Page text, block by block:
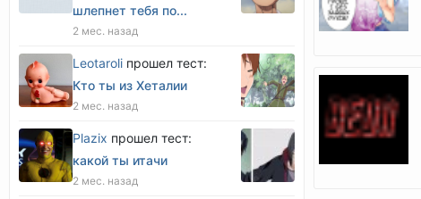
шлепнет тебя по...
2 мес. назад
Leotaroli прошел тест:
Кто ты из Хеталии
2 мес. назад
Plazix прошел тест:
какой ты итачи
2 мес. назад